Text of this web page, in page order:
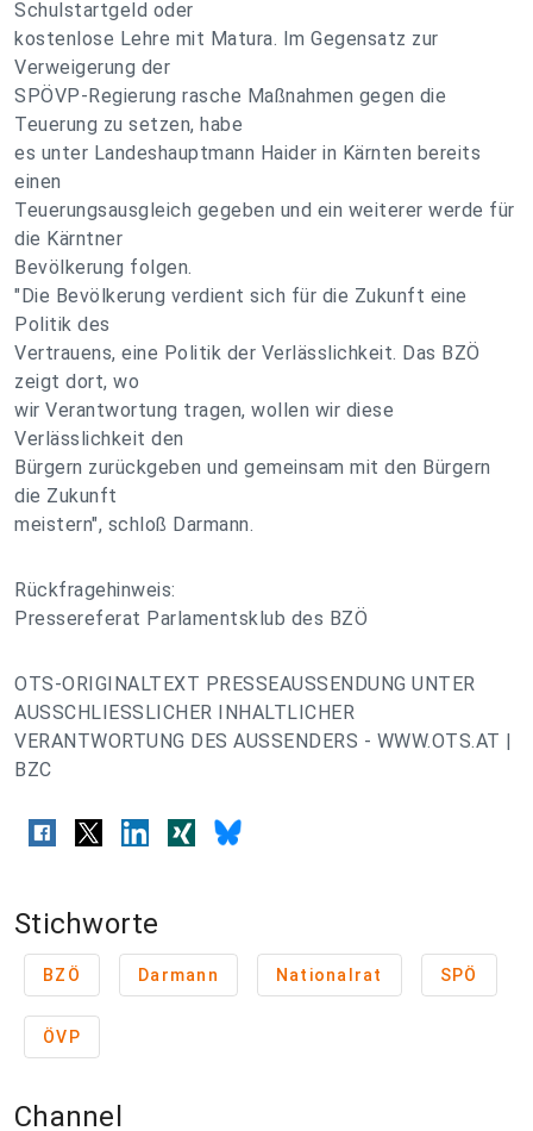
Schulstartgeld oder
kostenlose Lehre mit Matura. Im Gegensatz zur
Verweigerung der
SPÖVP-Regierung rasche Maßnahmen gegen die
Teuerung zu setzen, habe
es unter Landeshauptmann Haider in Kärnten bereits
einen
Teuerungsausgleich gegeben und ein weiterer werde für
die Kärntner
Bevölkerung folgen.
"Die Bevölkerung verdient sich für die Zukunft eine
Politik des
Vertrauens, eine Politik der Verlässlichkeit. Das BZÖ
zeigt dort, wo
wir Verantwortung tragen, wollen wir diese
Verlässlichkeit den
Bürgern zurückgeben und gemeinsam mit den Bürgern
die Zukunft
meistern", schloß Darmann.
Rückfragehinweis:
Pressereferat Parlamentsklub des BZÖ
OTS-ORIGINALTEXT PRESSEAUSSENDUNG UNTER
AUSSCHLIESSLICHER INHALTLICHER
VERANTWORTUNG DES AUSSENDERS - WWW.OTS.AT |
BZC
Stichworte
BZÖ Darmann Nationalrat SPÖ
ÖVP
Channel